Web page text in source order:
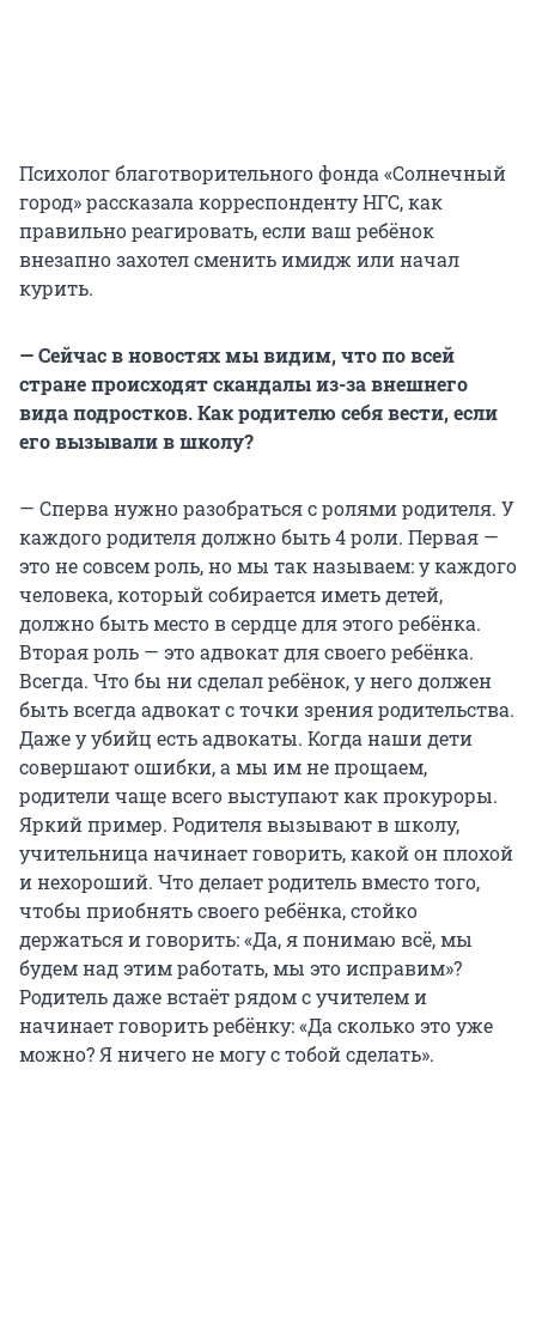
Психолог благотворительного фонда «Солнечный
город» рассказала корреспонденту НГС, как
правильно реагировать, если ваш ребёнок
внезапно захотел сменить имидж или начал
курить.
— Сейчас в новостях мы видим, что по всей
стране происходят скандалы из-за внешнего
вида подростков. Как родителю себя вести, если
его вызывали в школу?
— Сперва нужно разобраться с ролями родителя. У
каждого родителя должно быть 4 роли. Первая —
это не совсем роль, но мы так называем: у каждого
человека, который собирается иметь детей,
должно быть место в сердце для этого ребёнка.
Вторая роль — это адвокат для своего ребёнка.
Всегда. Что бы ни сделал ребёнок, у него должен
быть всегда адвокат с точки зрения родительства.
Даже у убийц есть адвокаты. Когда наши дети
совершают ошибки, а мы им не прощаем,
родители чаще всего выступают как прокуроры.
Яркий пример. Родителя вызывают в школу,
учительница начинает говорить, какой он плохой
и нехороший. Что делает родитель вместо того,
чтобы приобнять своего ребёнка, стойко
держаться и говорить: «Да, я понимаю всё, мы
будем над этим работать, мы это исправим»?
Родитель даже встаёт рядом с учителем и
начинает говорить ребёнку: «Да сколько это уже
можно? Я ничего не могу с тобой сделать».